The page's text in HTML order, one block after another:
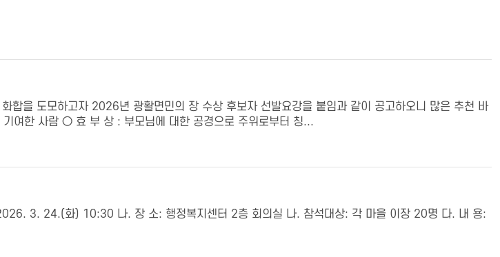
합을 도모하고자 2026년 광활면민의 장 수상 후보자 선발요강을 붙임과 같이 공고하오니 많은 추천 바
여한 사람 ○ 효 부 상 : 부모님에 대한 공경으로 주위로부터 칭...
3. 24.(화) 10:30 나. 장 소: 행정복지센터 2층 회의실 나. 참석대상: 각 마을 이장 20명 다. 내 용: